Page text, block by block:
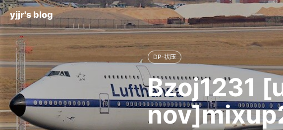
yjjr's blog
DP-状压
Bzoj1231